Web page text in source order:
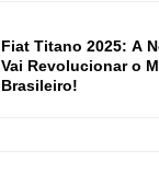
Fiat Titano 2025: A
Vai Revolucionar o
Brasileiro!